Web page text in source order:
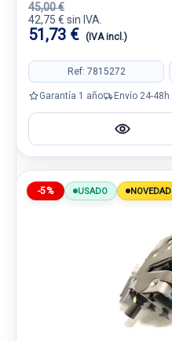
45,00 €
42,75 € sin IVA.
51,73 € (IVA incl.)
Ref: 7815272
Garantía 1 año Envío 24-48h
-5% USADO NOVEDAD